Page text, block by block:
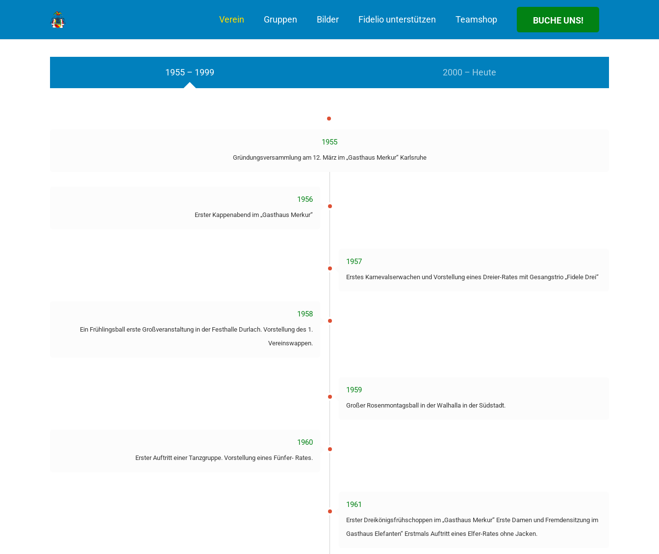
Verein Gruppen Bilder Fidelio unterstützen Teamshop BUCHE UNS!
1955 – 1999 2000 – Heute
1955
Gründungsversammlung am 12. März im „Gasthaus Merkur“ Karlsruhe
1956
Erster Kappenabend im „Gasthaus Merkur“
1957
Erstes Karnevalserwachen und Vorstellung eines Dreier-Rates mit Gesangstrio „Fidele Drei“
1958
Ein Frühlingsball erste Großveranstaltung in der Festhalle Durlach. Vorstellung des 1.
Vereinswappen.
1959
Großer Rosenmontagsball in der Walhalla in der Südstadt.
1960
Erster Auftritt einer Tanzgruppe. Vorstellung eines Fünfer- Rates.
1961
Erster Dreikönigsfrühschoppen im „Gasthaus Merkur“ Erste Damen und Fremdensitzung im
Gasthaus Elefanten“ Erstmals Auftritt eines Elfer-Rates ohne Jacken.